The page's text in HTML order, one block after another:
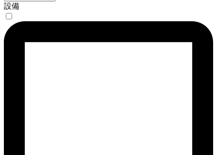
設備